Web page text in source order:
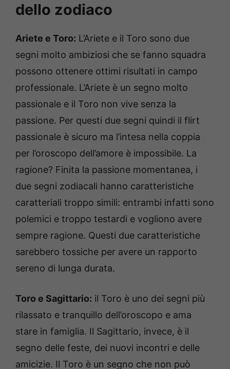
dello zodiaco
Ariete e Toro: L’Ariete e il Toro sono due
segni molto ambiziosi che se fanno squadra
possono ottenere ottimi risultati in campo
professionale. L’Ariete è un segno molto
passionale e il Toro non vive senza la
passione. Per questi due segni quindi il flirt
passionale è sicuro ma l’intesa nella coppia
per l’oroscopo dell’amore è impossibile. La
ragione? Finita la passione momentanea, i
due segni zodiacali hanno caratteristiche
caratteriali troppo simili: entrambi infatti sono
polemici e troppo testardi e vogliono avere
sempre ragione. Questi due caratteristiche
sarebbero tossiche per avere un rapporto
sereno di lunga durata.
Toro e Sagittario: il Toro è uno dei segni più
rilassato e tranquillo dell’oroscopo e ama
stare in famiglia. Il Sagittario, invece, è il
segno delle feste, dei nuovi incontri e delle
amicizie. Il Toro è un segno che non può